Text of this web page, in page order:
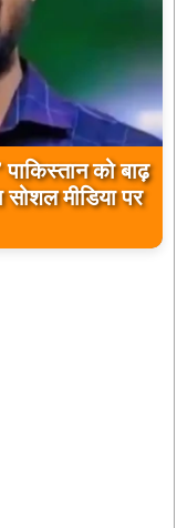
को बाढ़
मीडिया पर